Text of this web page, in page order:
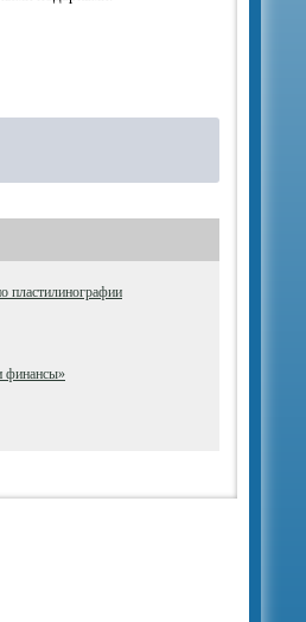
пластилинографии
финансы»